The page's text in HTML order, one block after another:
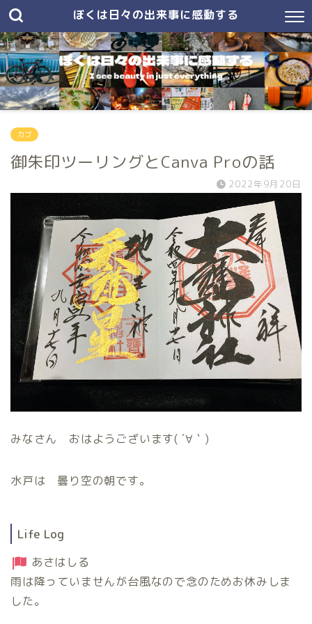
ぼくは日々の出来事に感動する
カブ
御朱印ツーリングとCanva Proの話
2022年9月20日
みなさん おはようございます( ´∀｀)
水戸は 曇り空の朝です。
Life Log
あさはしる
雨は降っていませんが台風なので念のためお休みしま
した。